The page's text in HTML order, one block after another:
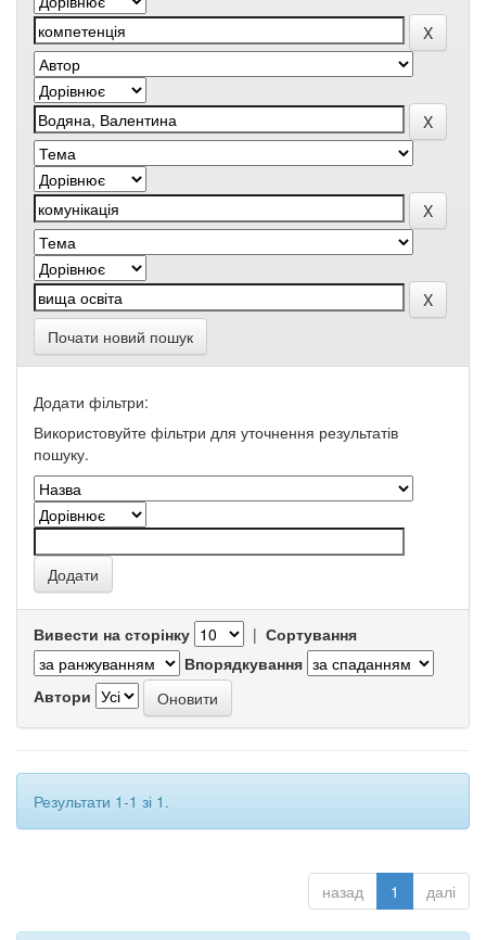
Почати новий пошук
Додати фільтри:
Використовуйте фільтри для уточнення результатів
пошуку.
Вивести на сторінку | Сортування
Впорядкування
Автори
Результати 1-1 зі 1.
назад 1 далі